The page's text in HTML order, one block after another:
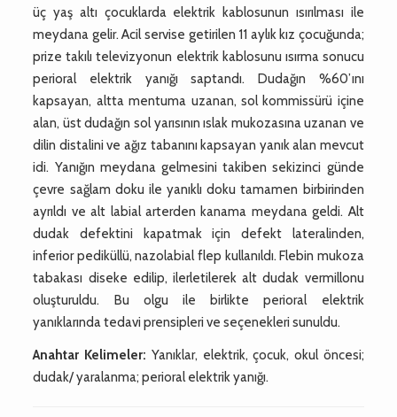
üç yaş altı çocuklarda elektrik kablosunun ısırılması ile
meydana gelir. Acil servise getirilen 11 aylık kız çocuğunda;
prize takılı televizyonun elektrik kablosunu ısırma sonucu
perioral elektrik yanığı saptandı. Dudağın %60’ını
kapsayan, altta mentuma uzanan, sol kommissürü içine
alan, üst dudağın sol yarısının ıslak mukozasına uzanan ve
dilin distalini ve ağız tabanını kapsayan yanık alan mevcut
idi. Yanığın meydana gelmesini takiben sekizinci günde
çevre sağlam doku ile yanıklı doku tamamen birbirinden
ayrıldı ve alt labial arterden kanama meydana geldi. Alt
dudak defektini kapatmak için defekt lateralinden,
inferior pediküllü, nazolabial flep kullanıldı. Flebin mukoza
tabakası diseke edilip, ilerletilerek alt dudak vermillonu
oluşturuldu. Bu olgu ile birlikte perioral elektrik
yanıklarında tedavi prensipleri ve seçenekleri sunuldu.
Anahtar Kelimeler: Yanıklar, elektrik, çocuk, okul öncesi;
dudak/ yaralanma; perioral elektrik yanığı.